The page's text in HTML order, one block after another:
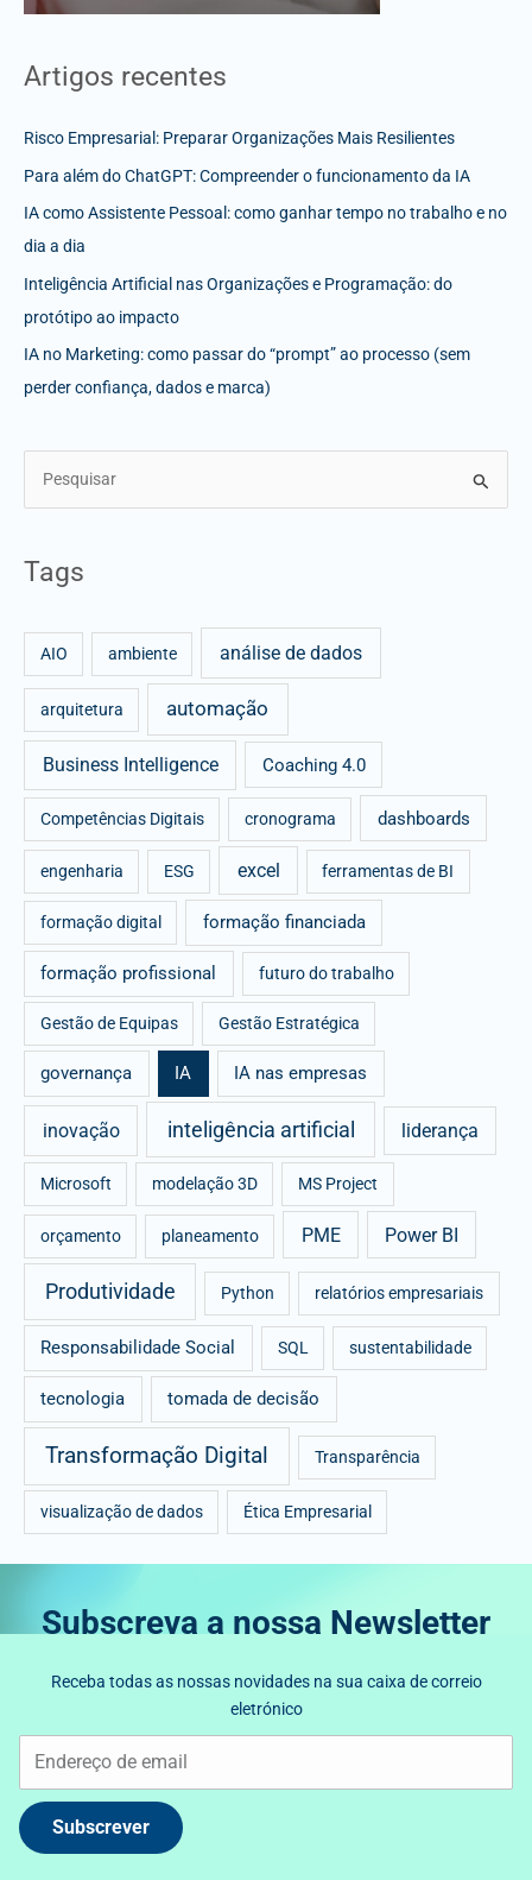
Artigos recentes
Risco Empresarial: Preparar Organizações Mais Resilientes
Para além do ChatGPT: Compreender o funcionamento da IA
IA como Assistente Pessoal: como ganhar tempo no trabalho e no
dia a dia
Inteligência Artificial nas Organizações e Programação: do
protótipo ao impacto
IA no Marketing: como passar do “prompt” ao processo (sem
perder confiança, dados e marca)
f
:
Tags
AIO ambiente análise de dados
arquitetura automação
Business Intelligence Coaching 4.0
Competências Digitais cronograma dashboards
engenharia ESG excel ferramentas de BI
formação digital formação financiada
formação profissional futuro do trabalho
Gestão de Equipas Gestão Estratégica
governança IA IA nas empresas
inovação inteligência artificial liderança
Microsoft modelação 3D MS Project
orçamento planeamento PME Power BI
Produtividade Python relatórios empresariais
Responsabilidade Social SQL sustentabilidade
tecnologia tomada de decisão
Transformação Digital Transparência
visualização de dados Ética Empresarial
Subscreva a nossa Newsletter
Receba todas as nossas novidades na sua caixa de correio
eletrónico
Subscrever